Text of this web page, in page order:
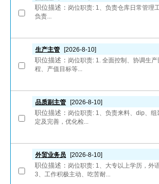
职位描述： 岗位职责: 1、负责仓库日常管理
负责...
生产主管 [2026-8-10]
职位描述： 岗位职责: 1. 全面控制、协调生
程、产值目标等...
品质副主管 [2026-8-10]
职位描述： 岗位职责: 1、负责来料、dip、
定及完善，优化检...
外贸业务员 [2026-8-10]
职位描述： 岗位职责: 1、大专以上学历，外
3、工作积极主动、吃苦耐...